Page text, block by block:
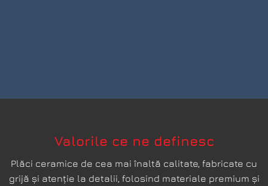
Valorile ce ne definesc
Plăci ceramice de cea mai înaltă calitate, fabricate cu
grijă și atenție la detalii, folosind materiale premium și